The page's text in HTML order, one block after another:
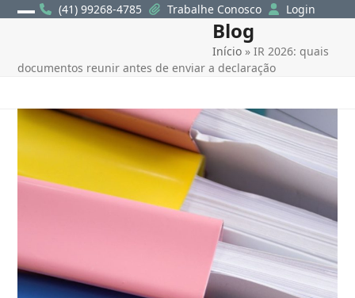
Skip
(41) 99268-4785 Trabalhe Conosco Login
Blog
Início »IR 2026: quais
documentos reunir antes de enviar a declaração